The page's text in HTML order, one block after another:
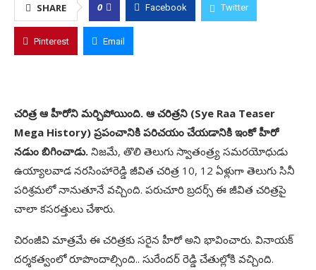
SHARE 0 Facebook Twitter
Pinterest Email
చరిత్ర ఆ హీరోని మర్చిపోయింది. ఆ చరిత్రని (Sye Raa Teaser
Mega History) ప్రపంచానికి పరిచయం చేయడానికి ఇంకో హీరో
నడుం బిగించాడు. నిజమే, తొలి తెలుగు స్వాతంత్ర్య సమరయోధుడు
ఉయ్యాలవాడ నరసింహారెడ్డి జీవిత చరిత్ర 10, 12 ఏళ్లుగా తెలుగు సినీ
పరిశ్రమలో నానుతూనే వచ్చింది. పరుచూరి బ్రదర్స్‌ ఈ జీవిత చరిత్రపై
చాలా కసరత్తులు చేశారు.
చిరంజీవి మాత్రమే ఈ చరిత్రకు సరైన హీరో అని భావించారు. వినాయక్‌
దర్శకత్వంలో రూపొందాల్సింది.. సురేందర్‌ రెడ్డి చేతుల్లోకి వచ్చింది.